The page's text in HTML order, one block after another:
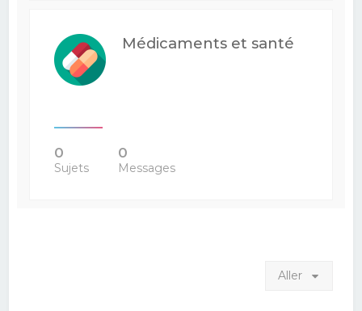
Médicaments et santé
0
Sujets
0
Messages
Aller